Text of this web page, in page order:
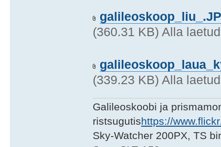
(360.31 KB) Alla
(339.23 KB) Alla
Galileoskoobi ja
ristsugutishttps://
Sky-Watcher 200PX, TS